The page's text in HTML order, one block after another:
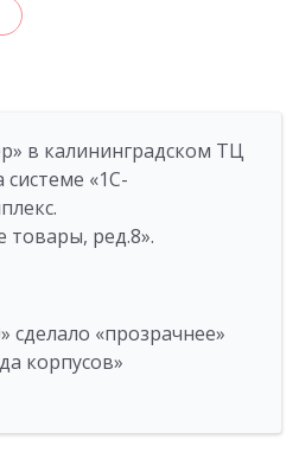
в калининградском ТЦ
системе «1С-
ред.8».
сделало «прозрачнее»
корпусов»